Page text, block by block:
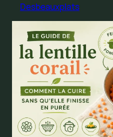
Desbeauxplats